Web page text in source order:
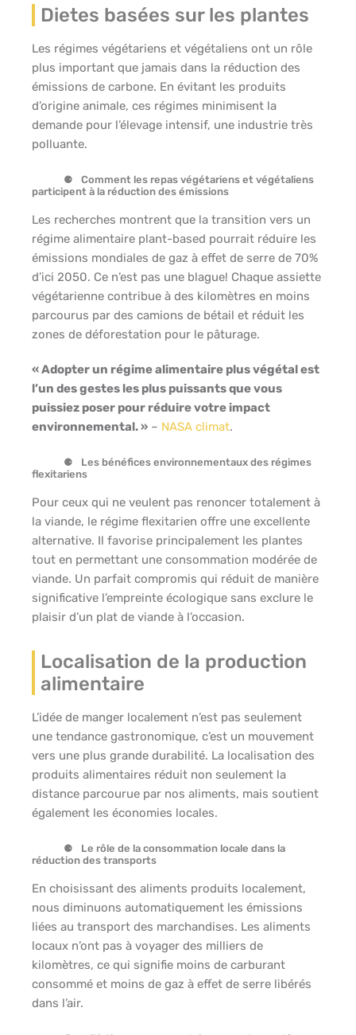
Dietes basées sur les plantes
Les régimes végétariens et végétaliens ont un rôle
plus important que jamais dans la réduction des
émissions de carbone. En évitant les produits
d’origine animale, ces régimes minimisent la
demande pour l’élevage intensif, une industrie très
polluante.
Comment les repas végétariens et végétaliens
participent à la réduction des émissions
Les recherches montrent que la transition vers un
régime alimentaire plant-based pourrait réduire les
émissions mondiales de gaz à effet de serre de 70%
d’ici 2050. Ce n’est pas une blague! Chaque assiette
végétarienne contribue à des kilomètres en moins
parcourus par des camions de bétail et réduit les
zones de déforestation pour le pâturage.
« Adopter un régime alimentaire plus végétal est
l’un des gestes les plus puissants que vous
puissiez poser pour réduire votre impact
environnemental. » – NASA climat.
Les bénéfices environnementaux des régimes
flexitariens
Pour ceux qui ne veulent pas renoncer totalement à
la viande, le régime flexitarien offre une excellente
alternative. Il favorise principalement les plantes
tout en permettant une consommation modérée de
viande. Un parfait compromis qui réduit de manière
significative l’empreinte écologique sans exclure le
plaisir d’un plat de viande à l’occasion.
Localisation de la production
alimentaire
L’idée de manger localement n’est pas seulement
une tendance gastronomique, c’est un mouvement
vers une plus grande durabilité. La localisation des
produits alimentaires réduit non seulement la
distance parcourue par nos aliments, mais soutient
également les économies locales.
Le rôle de la consommation locale dans la
réduction des transports
En choisissant des aliments produits localement,
nous diminuons automatiquement les émissions
liées au transport des marchandises. Les aliments
locaux n’ont pas à voyager des milliers de
kilomètres, ce qui signifie moins de carburant
consommé et moins de gaz à effet de serre libérés
dans l’air.